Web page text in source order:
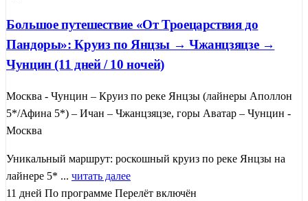
Большое путешествие «От Троецарствия до
Пандоры»: Круиз по Янцзы → Чжанцзяцзе →
Чунцин (11 дней / 10 ночей)
Москва - Чунцин – Круиз по реке Янцзы (лайнеры Аполлон
5*/Афина 5*) – Ичан – Чжанцзяцзе, горы Аватар – Чунцин -
Москва
Уникальный маршрут: роскошный круиз по реке Янцзы на
лайнере 5* ... читать далее
11 дней По программе Перелёт включён